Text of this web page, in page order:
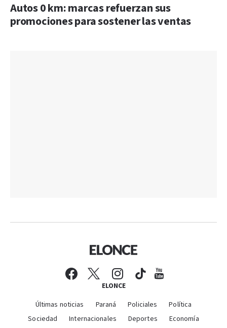
Autos 0 km: marcas refuerzan sus
promociones para sostener las ventas
ELONCE
Últimas noticias Paraná Policiales
Política
Sociedad
Internacionales Deportes Economía